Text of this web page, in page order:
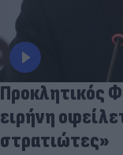
Προκλητικός
ειρήνη
στρατιώτες»